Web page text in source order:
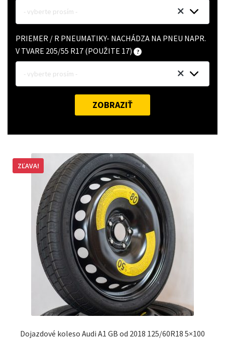
- vyberte prosím -
PRIEMER / R PNEUMATIKY- NACHÁDZA NA PNEU NAPR.
V TVARE 205/55 R17 (POUŽITE 17)
- vyberte prosím -
ZOBRAZIŤ
Dojazdové koleso Audi A1 GB od 2018 125/60R18 5×100
ZĽAVA!